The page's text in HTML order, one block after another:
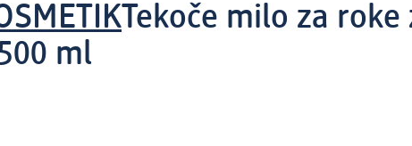
Tekoče milo za
ml